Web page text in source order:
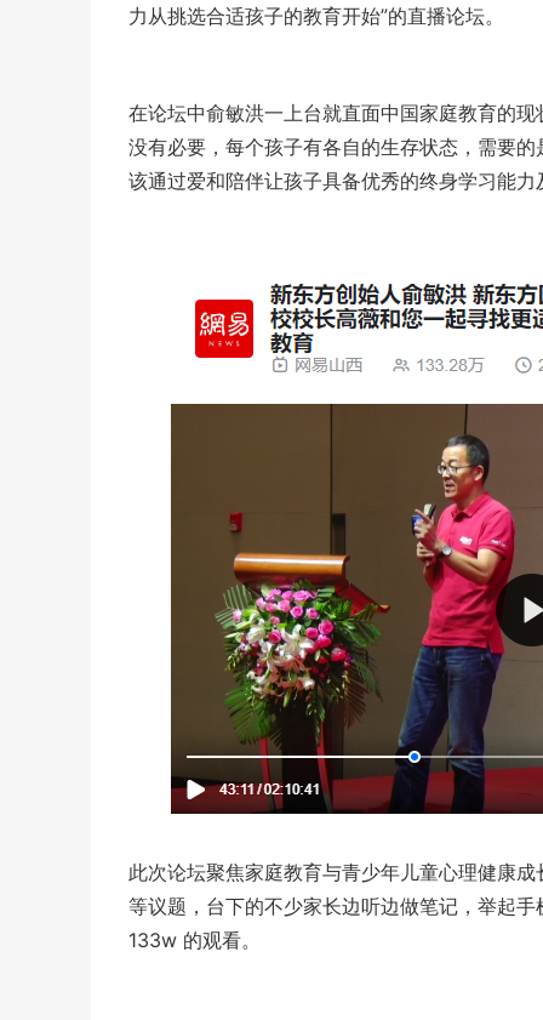
力从挑选合适孩子的教育开始”的直播论坛。
在论坛中俞敏洪一上台就直面中国家庭教育的
没有必要，每个孩子有各自的生存状态，需要
该通过爱和陪伴让孩子具备优秀的终身学习能
此次论坛聚焦家庭教育与青少年儿童心理健康
等议题，台下的不少家长边听边做笔记，举起
133w 的观看。